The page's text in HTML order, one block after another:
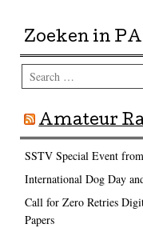
Zoeken in
Search
Amateur
SSTV Special Event
International Dog Day
Call for Zero Retries
Papers